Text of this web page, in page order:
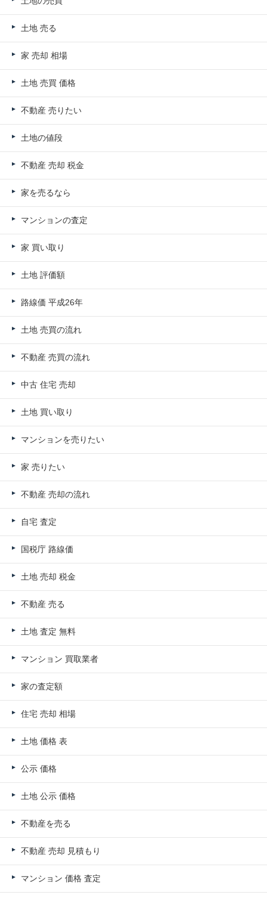
土地 売る
家 売却 相場
土地 売買 価格
不動産 売りたい
土地の値段
不動産 売却 税金
家を売るなら
マンションの査定
家 買い取り
土地 評価額
路線価 平成26年
土地 売買の流れ
不動産 売買の流れ
中古 住宅 売却
土地 買い取り
マンションを売りたい
家 売りたい
不動産 売却の流れ
自宅 査定
国税庁 路線価
土地 売却 税金
不動産 売る
土地 査定 無料
マンション 買取業者
家の査定額
住宅 売却 相場
土地 価格 表
公示 価格
土地 公示 価格
不動産を売る
不動産 売却 見積もり
マンション 価格 査定